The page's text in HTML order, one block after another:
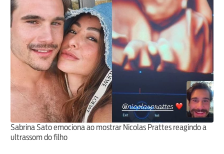
Sabrina Sato emociona ao mostrar Nicolas Prattes reagindo a
ultrassom do filho